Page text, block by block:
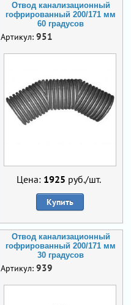
Отвод канализационный
гофрированный 200/171 мм
60 градусов
Артикул: 951
Цена: 1925 руб./шт.
Купить
Отвод канализационный
гофрированный 200/171 мм
30 градусов
Артикул: 939